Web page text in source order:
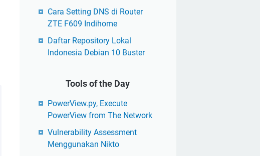
Cara Setting DNS di Router
ZTE F609 Indihome
Daftar Repository Lokal
Indonesia Debian 10 Buster
Tools of the Day
PowerView.py, Execute
PowerView from The Network
Vulnerability Assessment
Menggunakan Nikto